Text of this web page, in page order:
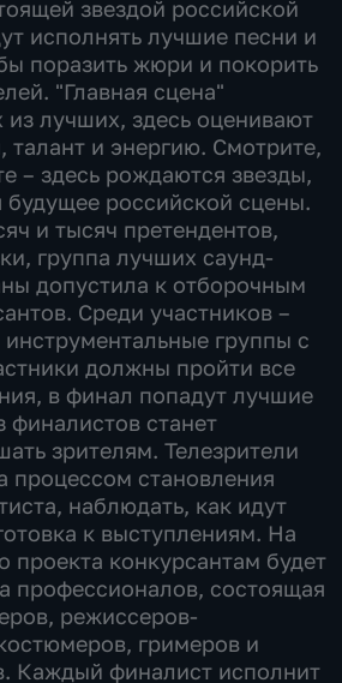
звездой российской
исполнять лучшие песни и
поразить жюри и покорить
"Главная сцена"
лучших, здесь оценивают
талант и энергию. Смотрите,
– здесь рождаются звезды,
будущее российской сцены.
и тысяч претендентов,
группа лучших саунд-
допустила к отборочным
Среди участников –
группы с
должны пройти все
в финал попадут лучшие
финалистов станет
зрителям. Телезрители
процессом становления
наблюдать, как идут
к выступлениям. На
проекта конкурсантам будет
профессионалов, состоящая
режиссеров-
гримеров и
Каждый финалист исполнит